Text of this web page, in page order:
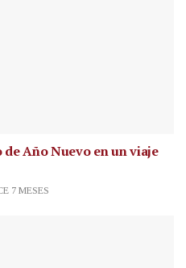
Año Nuevo en un viaje
7 MESES